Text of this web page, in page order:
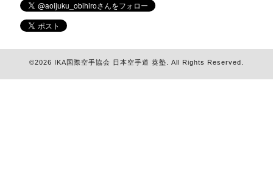
©2026 IKA国際空手協会 日本空手道 葵塾 . All Rights Reserved.